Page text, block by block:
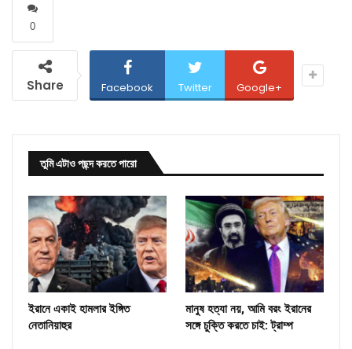
0
Share Facebook Twitter Google+
তুমি এটাও পছন্দ করতে পারো
ইরানে একাই হামলার ইঙ্গিত
নেতানিয়াহুর
মানুষ হত্যা নয়, আমি বরং ইরানের
সঙ্গে চুক্তি করতে চাই: ট্রাম্প